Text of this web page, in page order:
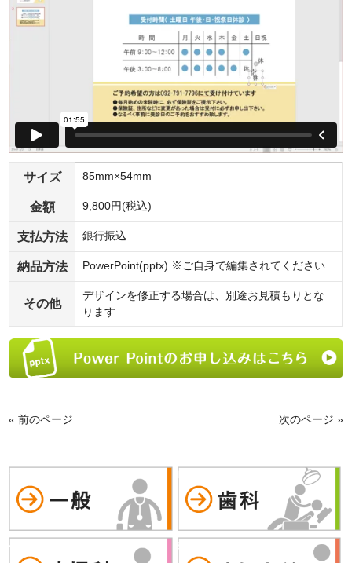
サイズ 85mm×54mm
金額 9,800円(税込)
支払方法 銀行振込
納品方法 PowerPoint(pptx) ※ご自身で編集されてください
その他
デザインを修正する場合は、別途お見積もりとな
ります
« 前のページ 次のページ »
一般
小児科 婦人科